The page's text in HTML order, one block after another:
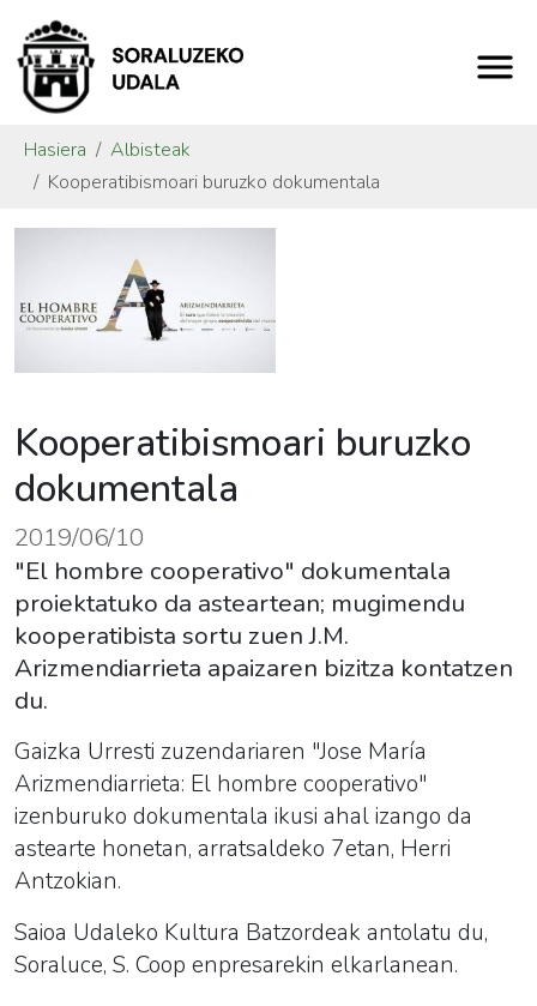
Hasiera
Albisteak
Kooperatibismoari buruzko dokumentala
Kooperatibismoari buruzko
dokumentala
2019/06/10
"El hombre cooperativo" dokumentala
proiektatuko da asteartean; mugimendu
kooperatibista sortu zuen J.M.
Arizmendiarrieta apaizaren bizitza kontatzen
du.
Gaizka Urresti zuzendariaren "Jose María
Arizmendiarrieta: El hombre cooperativo"
izenburuko dokumentala ikusi ahal izango da
astearte honetan, arratsaldeko 7etan, Herri
Antzokian.
Saioa Udaleko Kultura Batzordeak antolatu du,
Soraluce, S. Coop enpresarekin elkarlanean.